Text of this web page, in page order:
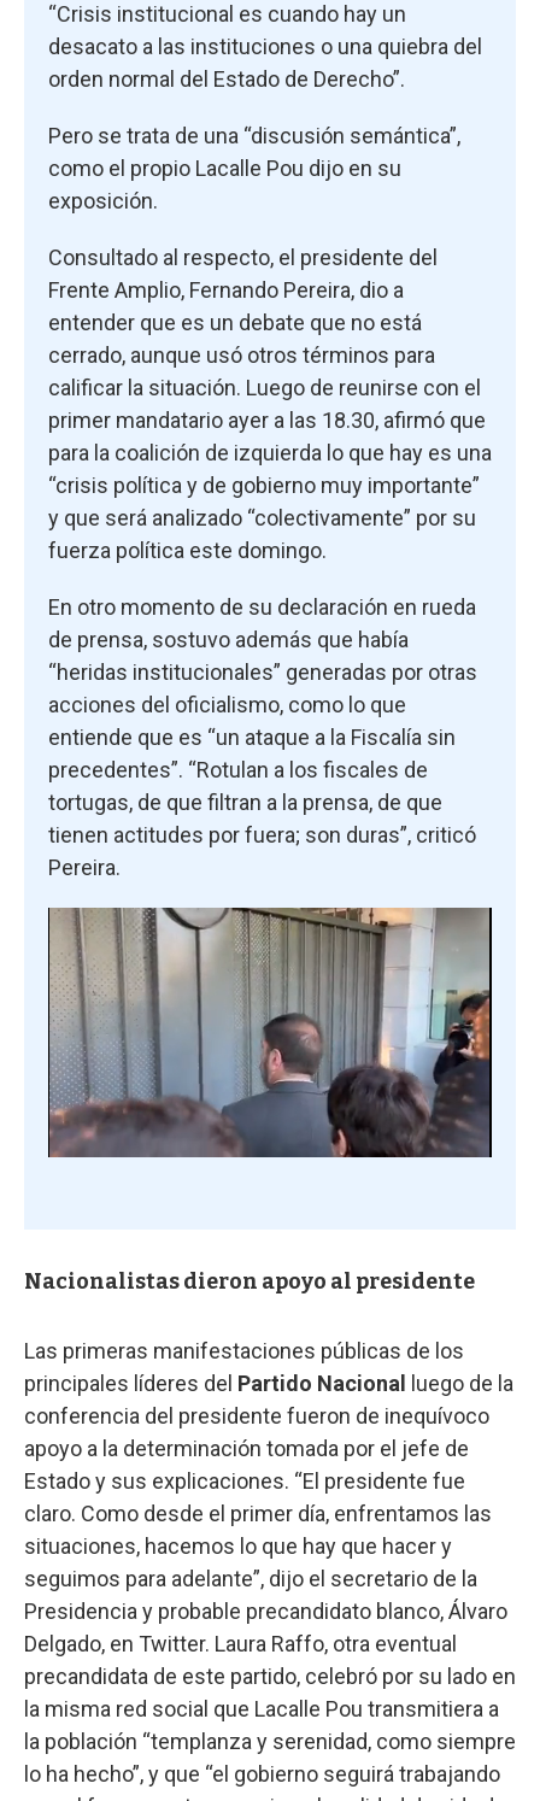
“Crisis institucional es cuando hay un
desacato a las instituciones o una quiebra del
orden normal del Estado de Derecho”.
Pero se trata de una “discusión semántica”,
como el propio Lacalle Pou dijo en su
exposición.
Consultado al respecto, el presidente del
Frente Amplio, Fernando Pereira, dio a
entender que es un debate que no está
cerrado, aunque usó otros términos para
calificar la situación. Luego de reunirse con el
primer mandatario ayer a las 18.30, afirmó que
para la coalición de izquierda lo que hay es una
“crisis política y de gobierno muy importante”
y que será analizado “colectivamente” por su
fuerza política este domingo.
En otro momento de su declaración en rueda
de prensa, sostuvo además que había
“heridas institucionales” generadas por otras
acciones del oficialismo, como lo que
entiende que es “un ataque a la Fiscalía sin
precedentes”. “Rotulan a los fiscales de
tortugas, de que filtran a la prensa, de que
tienen actitudes por fuera; son duras”, criticó
Pereira.
Nacionalistas dieron apoyo al presidente
Las primeras manifestaciones públicas de los
principales líderes del Partido Nacional
luego de la
conferencia del presidente fueron de inequívoco
apoyo a la determinación tomada por el jefe de
Estado y sus explicaciones. “El presidente fue
claro. Como desde el primer día, enfrentamos las
situaciones, hacemos lo que hay que hacer y
seguimos para adelante”, dijo el secretario de la
Presidencia y probable precandidato blanco, Álvaro
Delgado, en Twitter. Laura Raffo, otra eventual
precandidata de este partido, celebró por su lado en
la misma red social que Lacalle Pou transmitiera a
la población “templanza y serenidad, como siempre
lo ha hecho”, y que “el gobierno seguirá trabajando